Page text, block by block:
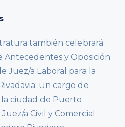
también celebrará
Antecedentes y Oposición
Juez/a Laboral para la
un cargo de
la ciudad de Puerto
a Civil y Comercial